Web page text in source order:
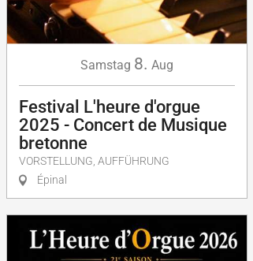
Samstag 8. Aug
Festival L'heure d'orgue
2025 - Concert de Musique
bretonne
VORSTELLUNG, AUFFÜHRUNG
Épinal